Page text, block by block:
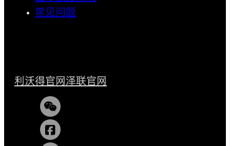
常见问题
利沃得官网泽联官网